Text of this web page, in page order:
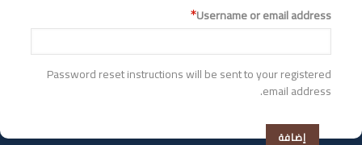
Username or email address
Password reset instructions will be sent to your registered
email address.